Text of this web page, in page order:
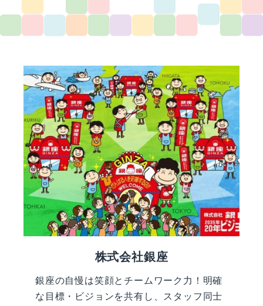
株式会社銀座
銀座の自慢は笑顔とチームワーク力！明確
な目標・ビジョンを共有し、スタッフ同士